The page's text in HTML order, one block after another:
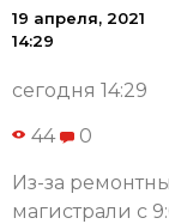
19 апреля, 2021
14:29
сегодня 14:29
44 0
Из-за
магистрали с